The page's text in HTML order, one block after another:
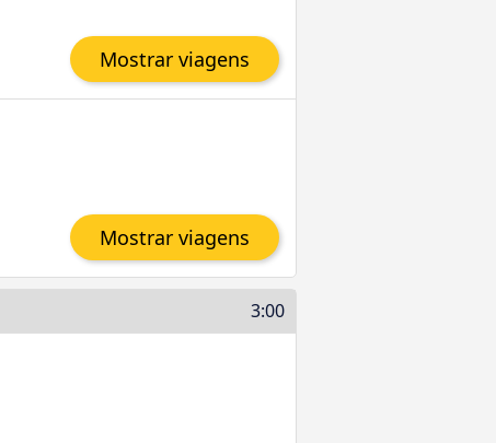
Mostrar viagens
Mostrar viagens
3:00